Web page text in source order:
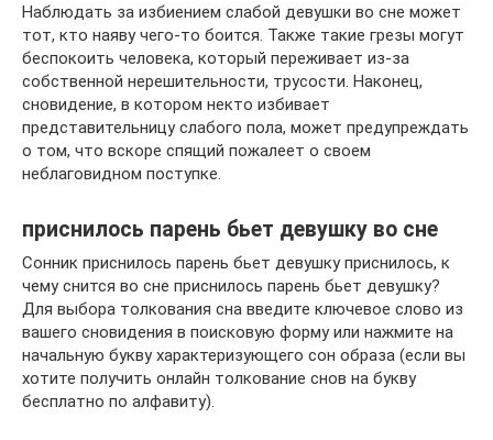
Наблюдать за избиением слабой девушки во сне может
тот, кто наяву чего-то боится. Также такие грезы могут
беспокоить человека, который переживает из-за
собственной нерешительности, трусости. Наконец,
сновидение, в котором некто избивает
представительницу слабого пола, может предупреждать
о том, что вскоре спящий пожалеет о своем
неблаговидном поступке.
приснилось парень бьет девушку во сне
Сонник приснилось парень бьет девушку приснилось, к
чему снится во сне приснилось парень бьет девушку?
Для выбора толкования сна введите ключевое слово из
вашего сновидения в поисковую форму или нажмите на
начальную букву характеризующего сон образа (если вы
хотите получить онлайн толкование снов на букву
бесплатно по алфавиту).